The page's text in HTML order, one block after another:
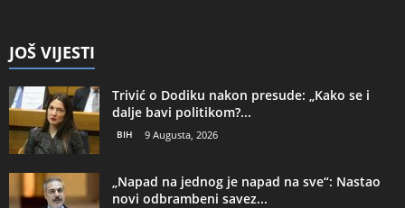
JOŠ VIJESTI
Trivić o Dodiku nakon presude: „Kako se i
dalje bavi politikom?...
BIH 9 Augusta, 2026
„Napad na jednog je napad na sve“: Nastao
novi odbrambeni savez...